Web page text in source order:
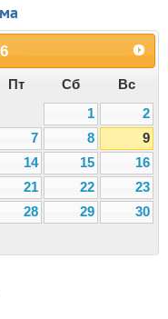
Пт Сб
Вс
1
2
7 8
9
14 15
16
21 22
23
28 29
30